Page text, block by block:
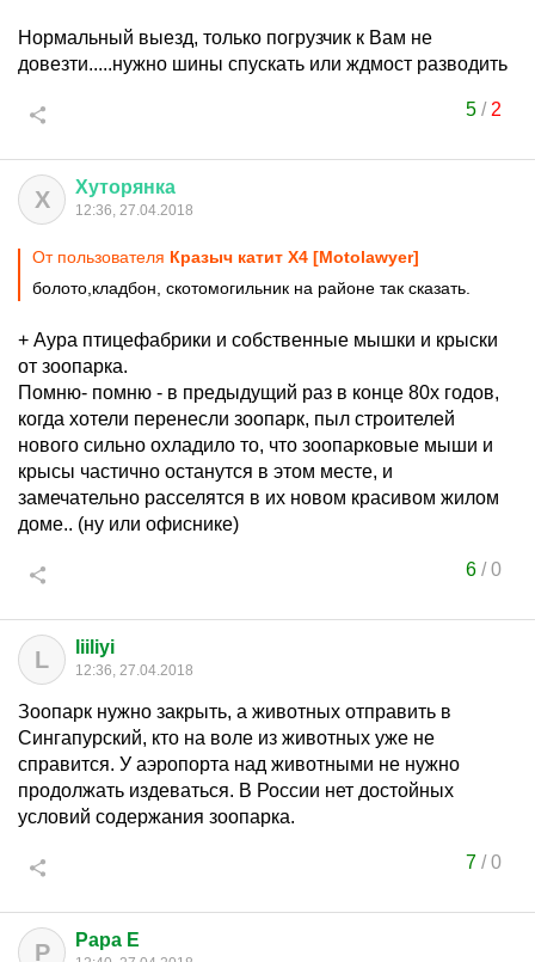
Нормальный выезд, только погрузчик к Вам не
довезти.....нужно шины спускать или ждмост разводить
5/ 2
Х Хуторянка
12:36, 27.04.2018
От пользователя Кразыч катит X4 [Motolawyer]
болото,кладбон, скотомогильник на районе так сказать.
+ Аура птицефабрики и собственные мышки и крыски
от зоопарка.
Помню- помню - в предыдущий раз в конце 80х годов,
когда хотели перенесли зоопарк, пыл строителей
нового сильно охладило то, что зоопарковые мыши и
крысы частично останутся в этом месте, и
замечательно расселятся в их новом красивом жилом
доме.. (ну или офиснике)
6/0
L liiliyi
12:36, 27.04.2018
Зоопарк нужно закрыть, а животных отправить в
Сингапурский, кто на воле из животных уже не
справится. У аэропорта над животными не нужно
продолжать издеваться. В России нет достойных
условий содержания зоопарка.
7/0
P Papa E